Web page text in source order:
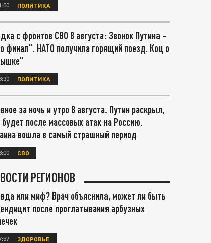
ПОЛИТИКА
с фронтов СВО 8 августа: Звонок Путина –
финал". НАТО получила горящий поезд. Коц о
ПОЛИТИКА
за ночь и утро 8 августа. Путин раскрыл,
будет после массовых атак на Россию.
вошла в самый страшный период
СВО
РЕГИОНОВ
или миф? Врач объяснила, может ли быть
после проглатывания арбузных
ЗДОРОВЬЕ